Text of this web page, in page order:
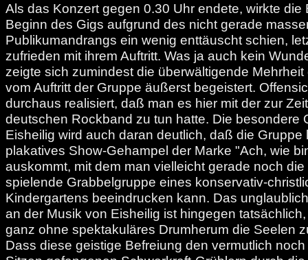
Als das Konzert gegen 0.30 Uhr endete, wirkte die
Beginn des Gigs aufgrund des nicht gerade
Publikumandrangs ein wenig enttäuscht schien,
zufrieden mit ihrem Auftritt. Was ja auch kein
zeigte sich zumindest die überwältigende
vom Auftritt der Gruppe äußerst begeistert.
durchaus realisiert, daß man es hier mit der zur
deutschen Rockband zu tun hatte. Die besondere
Eisheilig wird auch daran deutlich, daß die Gruppe
plakatives Show-Gehampel der Marke "Ach, wie
auskommt, mit dem man vielleicht gerade noch
spielende Grabbelgruppe eines konservativ-
Kindergartens beeindrucken kann. Das
an der Musik von Eisheilig ist hingegen
ganz ohne spektakuläres Drumherum die Seelen
Dass diese geistige Befreiung den vermutlich